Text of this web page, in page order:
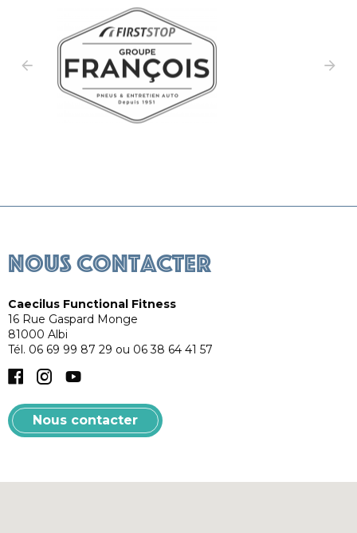
Nous contacter
Caecilus Functional Fitness
16 Rue Gaspard Monge
81000 Albi
Tél. 06 69 99 87 29 ou 06 38 64 41 57
Nous contacter